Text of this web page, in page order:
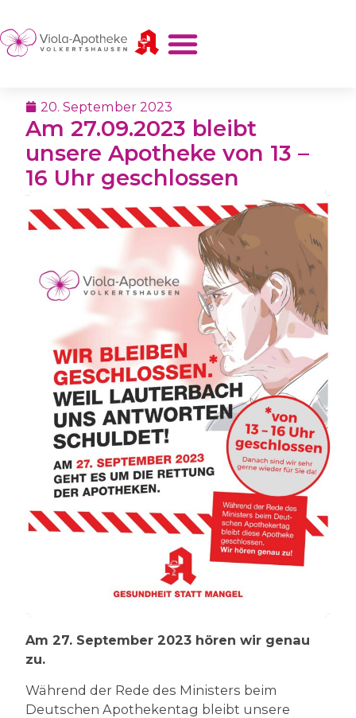
20. September 2023
Am 27.09.2023 bleibt
unsere Apotheke von 13 –
16 Uhr geschlossen
Am 27. September 2023 hören wir genau
zu.
Während der Rede des Ministers beim
Deutschen Apothekentag bleibt unsere